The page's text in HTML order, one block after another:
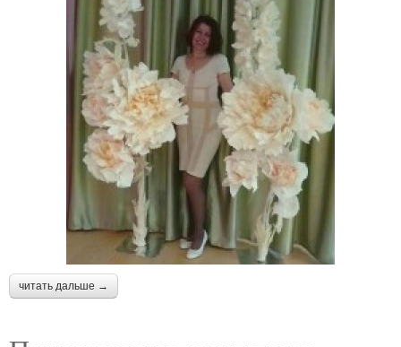
читать дальше →